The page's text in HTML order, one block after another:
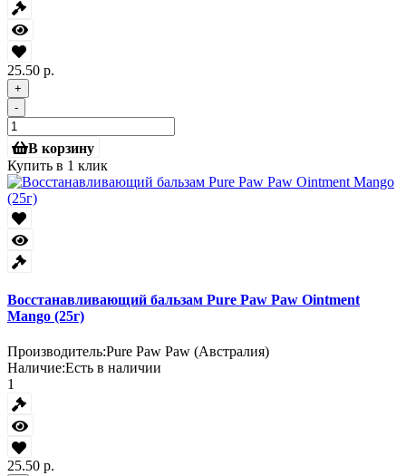
25.50 р.
+
-
В корзину
Купить в 1 клик
Восстанавливающий бальзам Pure Paw Paw Ointment
Mango (25г)
Производитель:Pure Paw Paw (Австралия)
Наличие:Есть в наличии
1
25.50 р.